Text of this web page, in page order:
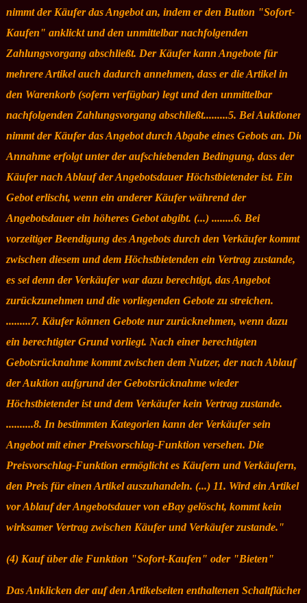
nimmt der Käufer das Angebot an, indem er den Button "Sofort-
Kaufen" anklickt und den unmittelbar nachfolgenden
Zahlungsvorgang abschließt. Der Käufer kann Angebote für
mehrere Artikel auch dadurch annehmen, dass er die Artikel in
den Warenkorb (sofern verfügbar) legt und den unmittelbar
nachfolgenden Zahlungsvorgang abschließt.........5. Bei Auktionen
nimmt der Käufer das Angebot durch Abgabe eines Gebots an. Die
Annahme erfolgt unter der aufschiebenden Bedingung, dass der
Käufer nach Ablauf der Angebotsdauer Höchstbietender ist. Ein
Gebot erlischt, wenn ein anderer Käufer während der
Angebotsdauer ein höheres Gebot abgibt. (...) ........6. Bei
vorzeitiger Beendigung des Angebots durch den Verkäufer kommt
zwischen diesem und dem Höchstbietenden ein Vertrag zustande,
es sei denn der Verkäufer war dazu berechtigt, das Angebot
zurückzunehmen und die vorliegenden Gebote zu streichen.
.........7. Käufer können Gebote nur zurücknehmen, wenn dazu
ein berechtigter Grund vorliegt. Nach einer berechtigten
Gebotsrücknahme kommt zwischen dem Nutzer, der nach Ablauf
der Auktion aufgrund der Gebotsrücknahme wieder
Höchstbietender ist und dem Verkäufer kein Vertrag zustande.
..........8. In bestimmten Kategorien kann der Verkäufer sein
Angebot mit einer Preisvorschlag-Funktion versehen. Die
Preisvorschlag-Funktion ermöglicht es Käufern und Verkäufern,
den Preis für einen Artikel auszuhandeln. (...) 11. Wird ein Artikel
vor Ablauf der Angebotsdauer von eBay gelöscht, kommt kein
wirksamer Vertrag zwischen Käufer und Verkäufer zustande."
(4) Kauf über die Funktion "Sofort-Kaufen" oder "Bieten"
Das Anklicken der auf den Artikelseiten enthaltenen Schaltflächen